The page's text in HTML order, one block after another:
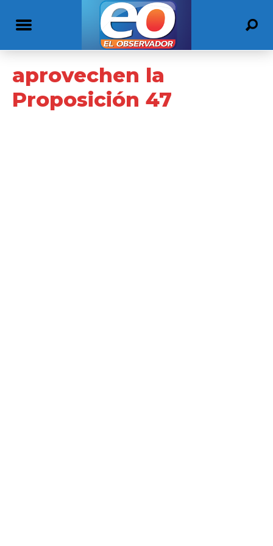
aprovechen la
Proposición 47